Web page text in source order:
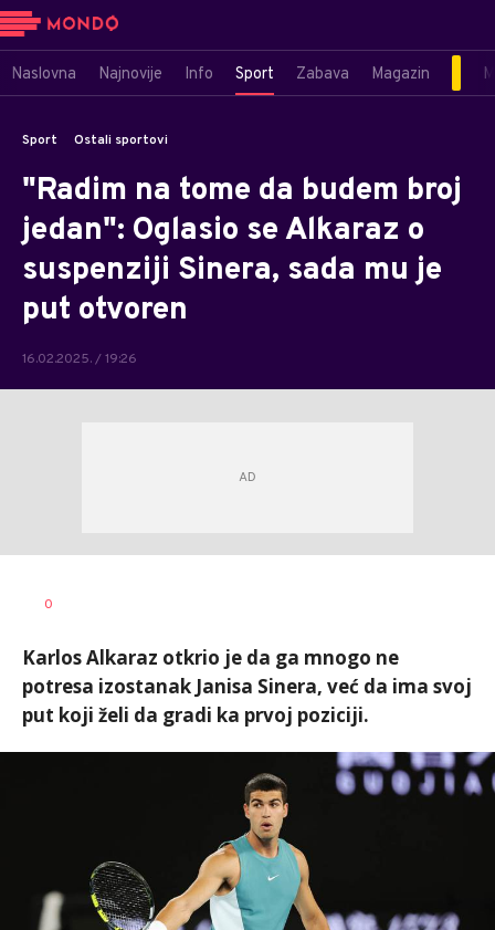
Naslovna Najnovije Info Sport Zabava Magazin
Sport Ostali sportovi
"Radim na tome da budem broj
jedan": Oglasio se Alkaraz o
suspenziji Sinera, sada mu je
put otvoren
16.02.2025. / 19:26
AUTOR
0
Karlos Alkaraz otkrio je da ga mnogo ne
potresa izostanak Janisa Sinera, već da ima svoj
put koji želi da gradi ka prvoj poziciji.